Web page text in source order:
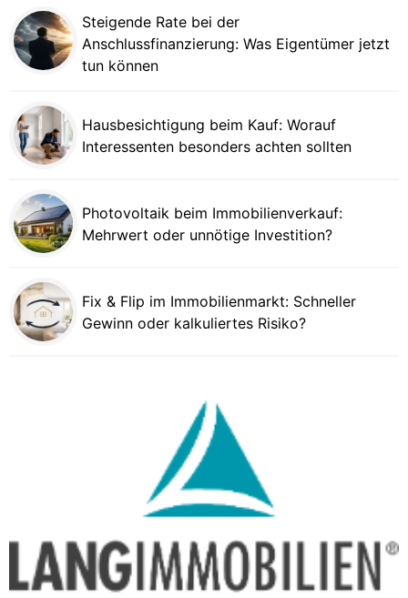
Steigende Rate bei der
Anschlussfinanzierung: Was Eigentümer jetzt
tun können
Hausbesichtigung beim Kauf: Worauf
Interessenten besonders achten sollten
Photovoltaik beim Immobilienverkauf:
Mehrwert oder unnötige Investition?
Fix & Flip im Immobilienmarkt: Schneller
Gewinn oder kalkuliertes Risiko?